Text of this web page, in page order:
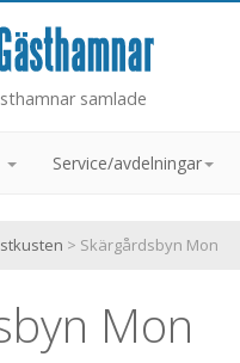
samlade
Service/avdelningar
> Skärgårdsbyn Mon
Mon